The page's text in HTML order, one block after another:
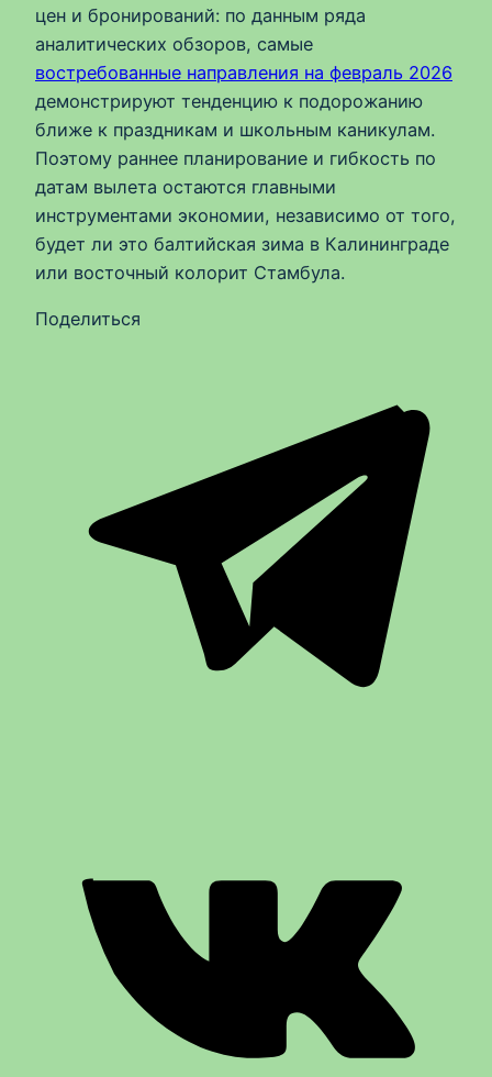
цен и бронирований: по данным ряда
аналитических обзоров, самые
востребованные направления на февраль 2026
демонстрируют тенденцию к подорожанию
ближе к праздникам и школьным каникулам.
Поэтому раннее планирование и гибкость по
датам вылета остаются главными
инструментами экономии, независимо от того,
будет ли это балтийская зима в Калининграде
или восточный колорит Стамбула.
Поделиться